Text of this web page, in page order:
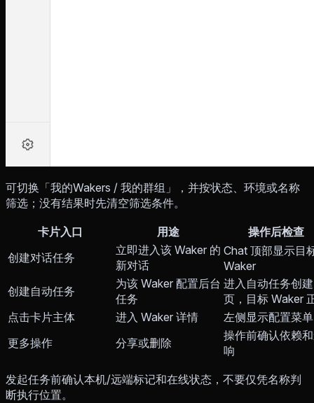
可切换「我的Wakers / 我的群组」，并按状态、环境或名称
筛选；没有结果时先清空筛选条件。
卡片入口 用途
操作后检查
创建对话任务
立即进入该 Waker 的
新对话
Chat 顶部显示目
Waker
创建自动任务
为该 Waker 配置后台
任务
进入自动任务创建
页，目标 Waker
点击卡片主体
进入 Waker 详情
左侧显示配置菜单
更多操作
分享或删除
操作前确认依赖
响
发起任务前确认本机/远端标记和在线状态，不要仅凭名称判
断执行位置。